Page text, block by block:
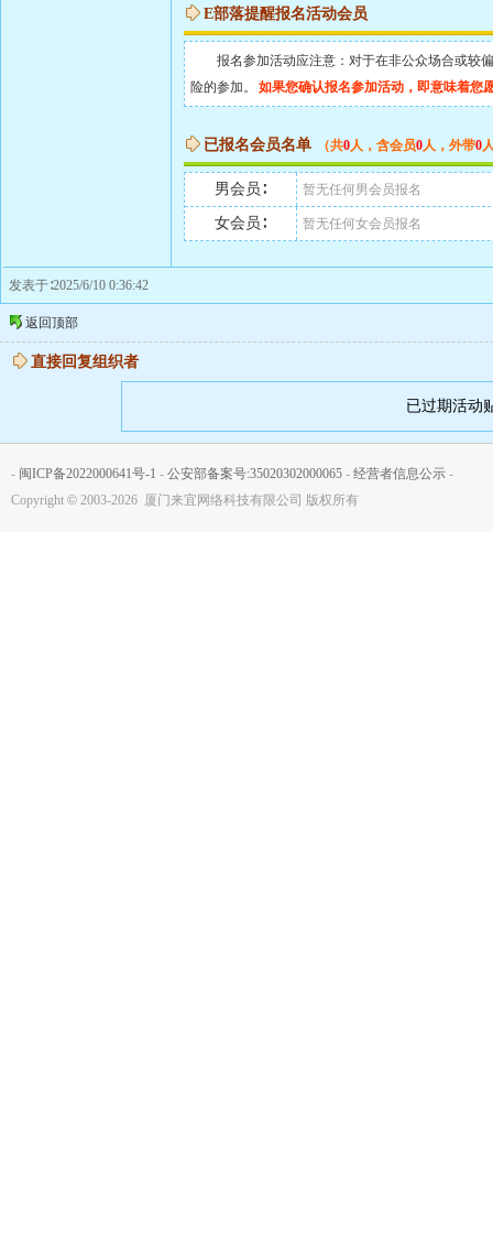
E部落提醒报名活动会员
报名参加活动应注意：对于在非公众场合或较偏
险的参加。
如果您确认报名参加活动，即意味着您
已报名会员名单 （共0人，含会员0人，外带0
男会员∶ 暂无任何男会员报名
女会员∶ 暂无任何女会员报名
发表于∶2025/6/10 0:36:42
返回顶部
直接回复组织者
已过期活动
- 闽ICP备2022000641号-1 - 公安部备案号:35020302000065 - 经营者信息公示 -
Copyright © 2003-2026 厦门来宜网络科技有限公司 版权所有